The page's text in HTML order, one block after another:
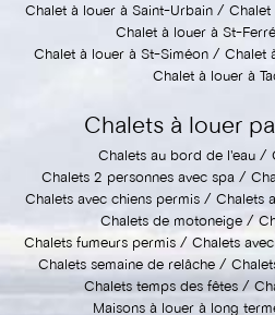
Chalet à louer à Saint-Urbain
Chalet
Chalet à louer à St-
Chalet à louer à St-Siméon
Chalet
Chalet à louer à
Chalets à louer
Chalets au bord de l'eau
Chalets 2 personnes avec spa
Chalets avec chiens permis
Chalets
Chalets de motoneige
Chalets fumeurs permis
Chalets
Chalets semaine de relâche
Chalets temps des fêtes
Maisons à louer à long